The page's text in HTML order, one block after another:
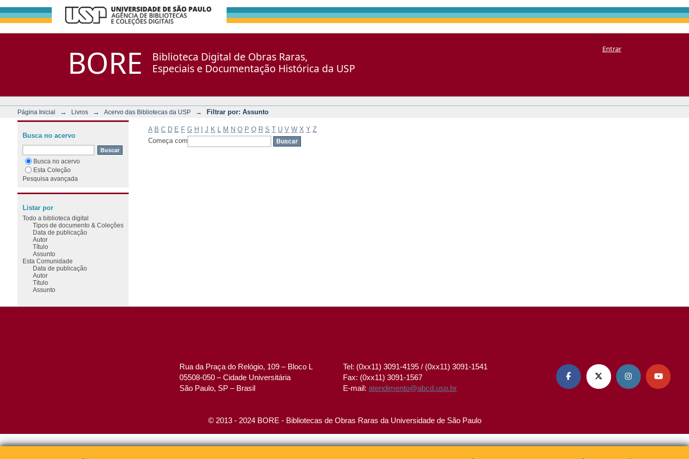
BORE
Biblioteca Digital de Obras Raras,
Especiais e Documentação Histórica da USP
Entrar
Página Inicial → Livros → Acervo das Bibliotecas da USP → Filtrar por: Assunto
A B C D E F G H J K M N O P Q R S T U V W X Y Z
Começa com
Busca no acervo
Busca no acervo
Esta Coleção
Pesquisa avançada
Listar por
Todo a biblioteca digital
Tipos de documento & Coleções
Data de publicação
Autor
Título
Assunto
Esta Comunidade
Data de publicação
Autor
Título
Assunto
Rua da Praça do Relógio, 109 – Bloco L
05508-050 – Cidade Universitária
São Paulo, SP – Brasil
Tel: (0xx11) 3091-4195 / (0xx11) 3091-1541
Fax: (0xx11) 3091-1567
E-mail:atendimento@abcd.usp.br
   
© 2013 - 2024 BORE - Bibliotecas de Obras Raras da Universidade de São Paulo